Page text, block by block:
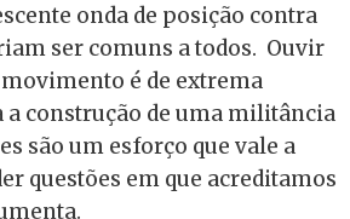
onda de posição contra
ser comuns a todos. Ouvir
é de extrema
construção de uma militância
são um esforço que vale a
questões em que acreditamos